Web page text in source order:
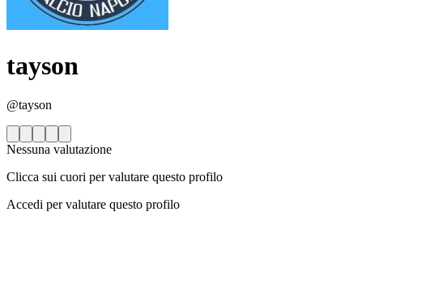
tayson
@tayson
Nessuna valutazione
Clicca sui cuori per valutare questo profilo
Accedi per valutare questo profilo